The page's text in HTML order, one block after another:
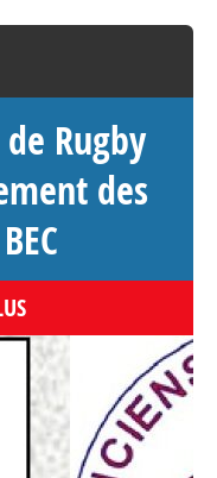
Rugby
des